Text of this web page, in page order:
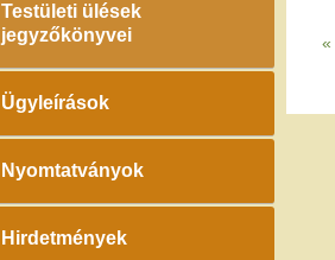
Testületi ülések
jegyzőkönyvei
Ügyleírások
Nyomtatványok
Hirdetmények
«